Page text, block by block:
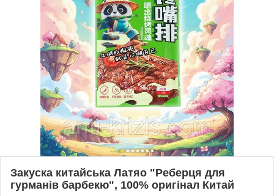
Закуска китайська Латяо "Реберця для
гурманів барбекю", 100% оригінал Китай